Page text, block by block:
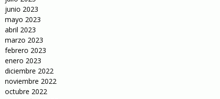
junio 2023
mayo 2023
abril 2023
marzo 2023
febrero 2023
enero 2023
diciembre 2022
noviembre 2022
octubre 2022